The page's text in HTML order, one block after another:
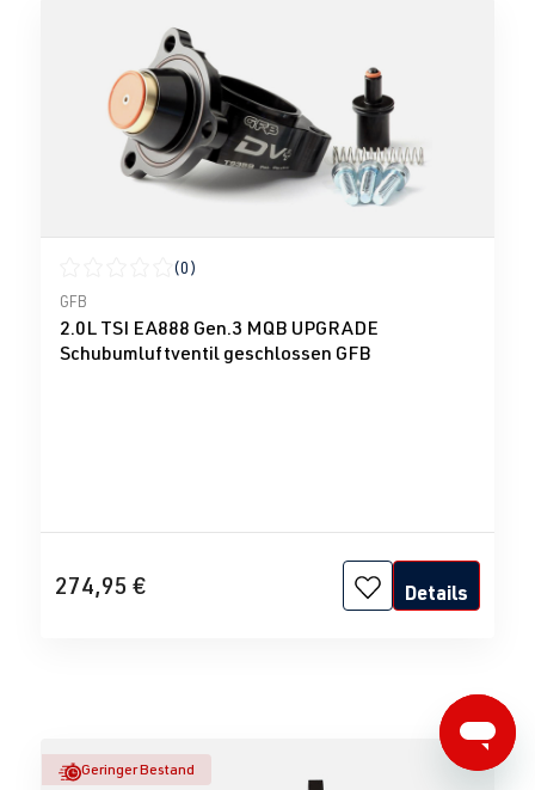
Durchschnittliche Bewertung von 0 von 5 Sternen
(0)
GFB
2.0L TSI EA888 Gen.3 MQB UPGRADE
Schubumluftventil geschlossen GFB
274,95 € Details
Geringer Bestand